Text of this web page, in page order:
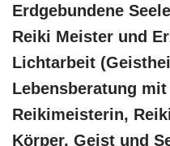
Erdgebundene
Reiki Meister und
Lichtarbeit
Lebensberatung
Reikimeisterin,
Körper, Geist und